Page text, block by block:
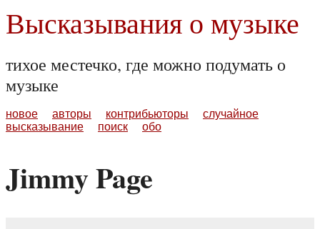
Высказывания о музыке
тихое местечко, где можно подумать о
музыке
новое авторы контрибьюторы
случайное
высказывание
поиск обо
Jimmy Page